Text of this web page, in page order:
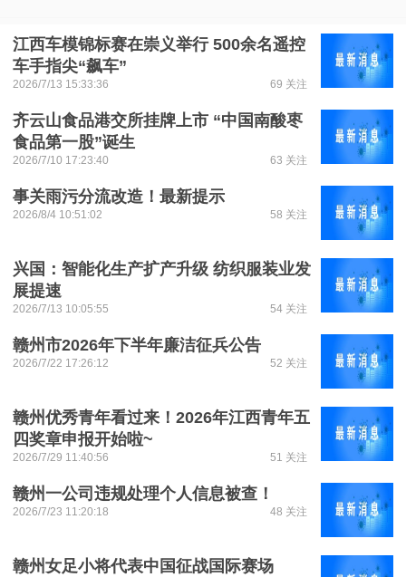
江西车模锦标赛在崇义举行 500余名遥控
车手指尖“飙车”
2026/7/13 15:33:36 69 关注
齐云山食品港交所挂牌上市 “中国南酸枣
食品第一股”诞生
2026/7/10 17:23:40 63 关注
事关雨污分流改造！最新提示
2026/8/4 10:51:02 58 关注
兴国：智能化生产扩产升级 纺织服装业发
展提速
2026/7/13 10:05:55 54 关注
赣州市2026年下半年廉洁征兵公告
2026/7/22 17:26:12 52 关注
赣州优秀青年看过来！2026年江西青年五
四奖章申报开始啦~
2026/7/29 11:40:56 51 关注
赣州一公司违规处理个人信息被查！
2026/7/23 11:20:18 48 关注
赣州女足小将代表中国征战国际赛场